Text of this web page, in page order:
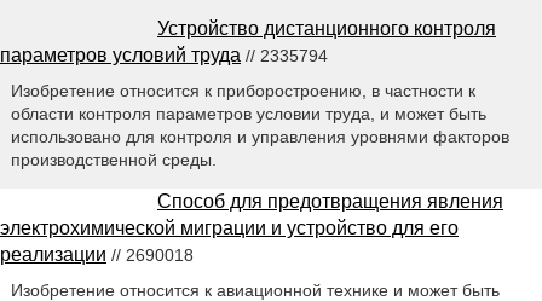
Устройство дистанционного контроля
параметров условий труда // 2335794
Изобретение относится к приборостроению, в частности к
области контроля параметров условии труда, и может быть
использовано для контроля и управления уровнями факторов
производственной среды.
Способ для предотвращения явления
электрохимической миграции и устройство для его
реализации // 2690018
Изобретение относится к авиационной технике и может быть